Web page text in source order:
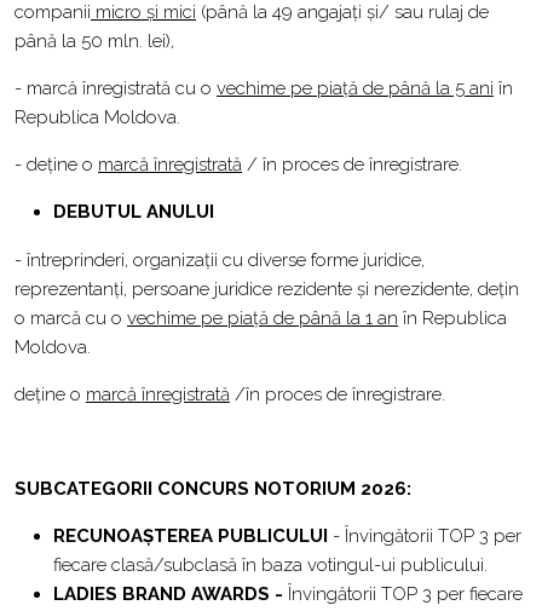
companii micro și mici (până la 49 angajați și/ sau rulaj de
până la 50 mln. lei),
- marcă înregistrată cu o vechime pe piață de până la 5 ani în
Republica Moldova.
- deține o marcă înregistrată / în proces de înregistrare.
DEBUTUL ANULUI
- întreprinderi, organizații cu diverse forme juridice,
reprezentanți, persoane juridice rezidente și nerezidente, dețin
o marcă cu o vechime pe piață de până la 1 an în Republica
Moldova.
deține o marcă înregistrată /în proces de înregistrare.
SUBCATEGORII CONCURS NOTORIUM 2026:
RECUNOAȘTEREA PUBLICULUI - Învingătorii TOP 3 per
fiecare clasă/subclasă în baza votingul-ui publicului.
LADIES BRAND AWARDS - Învingătorii TOP 3 per fiecare